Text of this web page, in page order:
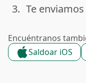
done
3. Te
Encuéntranos
Saldoar iOS